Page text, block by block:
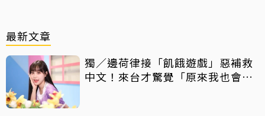
最新文章
獨／邊荷律接「飢餓遊戲」惡補救
中文！來台才驚覺「原來我也會